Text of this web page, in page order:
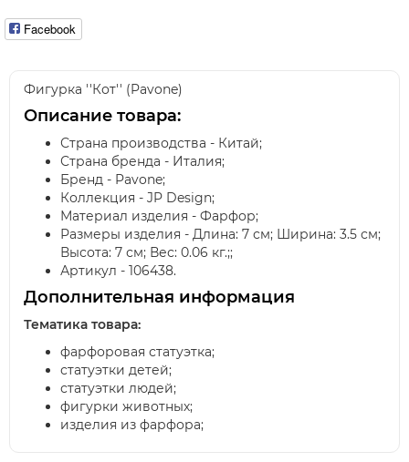
Facebook
Фигурка ''Кот'' (Pavone)
Описание товара:
Страна производства - Китай;
Страна бренда - Италия;
Бренд - Pavone;
Коллекция - JP Design;
Материал изделия - Фарфор;
Размеры изделия - Длина: 7 см; Ширина: 3.5 см;
Высота: 7 см; Вес: 0.06 кг.;;
Артикул - 106438.
Дополнительная информация
Тематика товара:
фарфоровая статуэтка;
статуэтки детей;
статуэтки людей;
фигурки животных;
изделия из фарфора;